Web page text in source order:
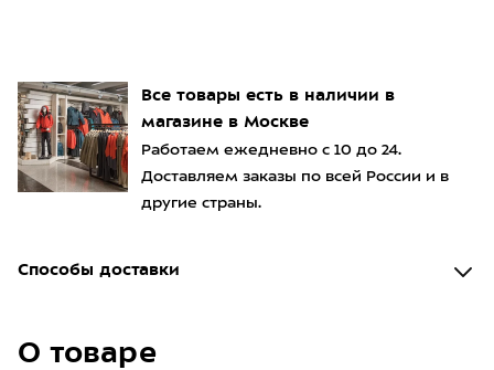
Все товары есть в наличии в
магазине в Москве
Работаем ежедневно с 10 до 24.
Доставляем заказы по всей России и в
другие страны.
Способы доставки
О товаре